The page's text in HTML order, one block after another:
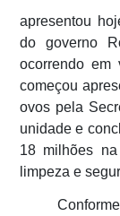
apresentou
do governo
ocorrendo em
começou
ovos pela
unidade e
18 milhões
limpeza e
Conforme o